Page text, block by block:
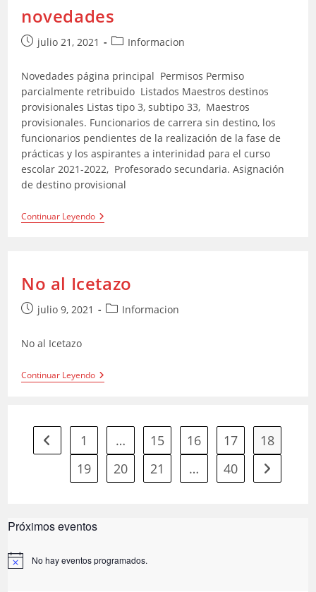
Publicada
El
14
De
Julio
novedades
Publicación
la
entrada:
julio 21, 2021
Categoría
entrada:
Informacion
Novedades página principal Permisos Permiso
parcialmente retribuido Listados Maestros destinos
provisionales Listas tipo 3, subtipo 33, Maestros
provisionales. Funcionarios de carrera sin destino, los
funcionarios pendientes de la realización de la fase de
prácticas y los aspirantes a interinidad para el curso
escolar 2021-2022, Profesorado secundaria. Asignación
de destino provisional
Continuar LeyendoPersonal
Docente:
No al Icetazo
Publicación
la
julio 9, 2021
Categoría
Informacion
No al Icetazo
Continuar LeyendoNo
Al
Ir a la página anterior
1 … 15 16 17
18
19
20 21 … 40 Ir a la
Próximos eventos
A
No hay eventos programados.